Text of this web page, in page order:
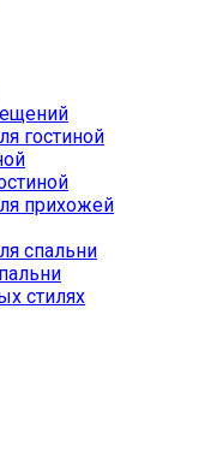
гостиной
прихожей
спальни
стилях